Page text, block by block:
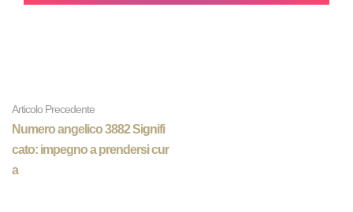
Articolo Precedente
Numero angelico 3882 Signifi
cato: impegno a prendersi cur
a